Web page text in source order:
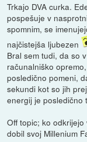
Trkajo DVA curka.
pospešuje v
spomnim, se
najčistejša ljubezen
Bral sem tudi, da so
računalniško
posledično pomeni,
sekundi kot so jih
energij je posledično
Off topic; ko
dobil svoj Millenium